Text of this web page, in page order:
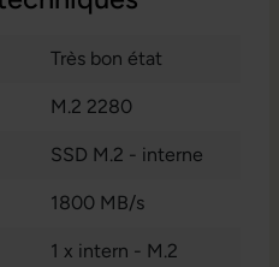
Très bon état
M.2 2280
SSD M.2 - interne
1800 MB/s
1 x intern - M.2